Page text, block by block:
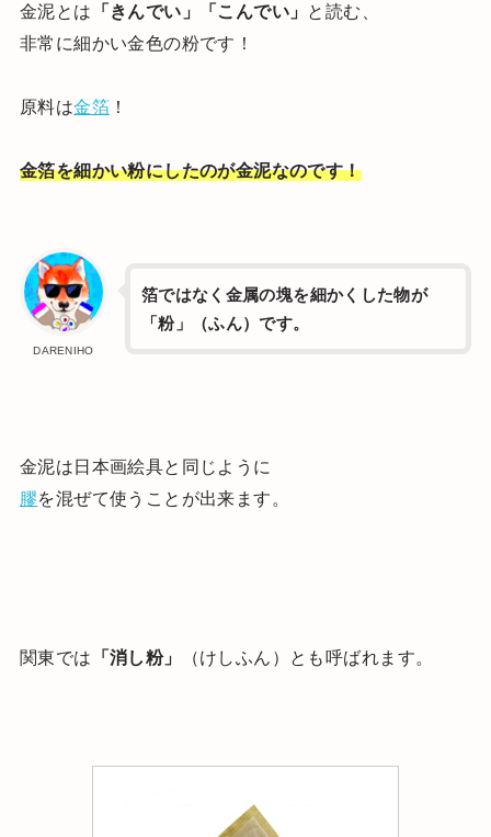
金泥とは 「きんでい」「こんでい」 と読む、
非常に細かい金色の粉です！
原料は金箔！
金箔を細かい粉にしたのが金泥なのです！
DARENIHO
箔ではなく金属の塊を細かくした物が
「粉」（ふん）です。
金泥は日本画絵具と同じように
膠を混ぜて使うことが出来ます。
関東では 「消し粉」 （けしふん）とも呼ばれます。